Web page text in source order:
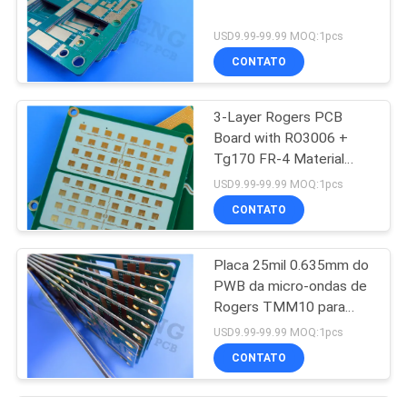
USD9.99-99.99 MOQ:1pcs
CONTATO
3-Layer Rogers PCB
Board with RO3006 +
Tg170 FR-4 Material
0.86mm Thickness and
98mm x 30mm Size
USD9.99-99.99 MOQ:1pcs
CONTATO
Placa 25mil 0.635mm do
PWB da micro-ondas de
Rogers TMM10 para
polarizadores dielétricos
USD9.99-99.99 MOQ:1pcs
CONTATO